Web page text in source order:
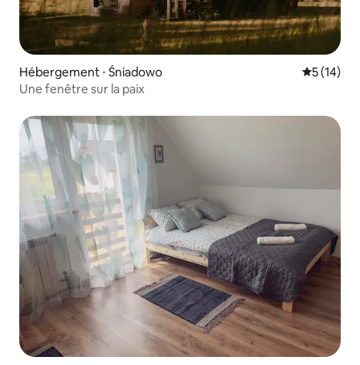
Hébergement ⋅ Śniadowo
5 (14)
Une fenêtre sur la paix